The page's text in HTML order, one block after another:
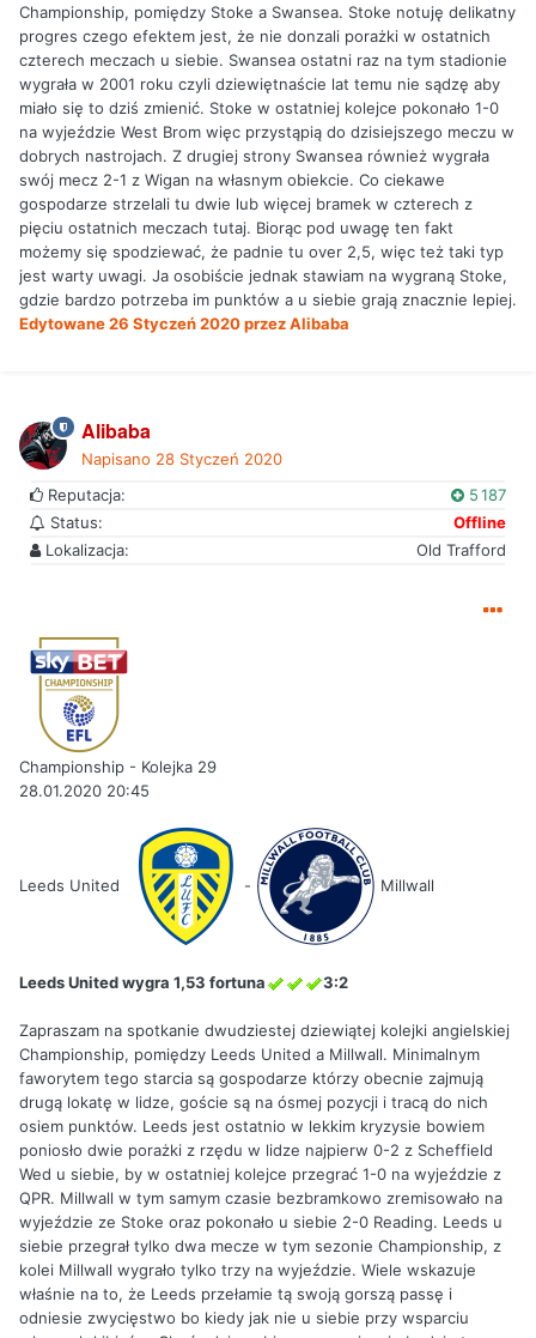
Championship, pomiędzy Stoke a Swansea. Stoke notuję delikatny
progres czego efektem jest, że nie donzali porażki w ostatnich
czterech meczach u siebie. Swansea ostatni raz na tym stadionie
wygrała w 2001 roku czyli dziewiętnaście lat temu nie sądzę aby
miało się to dziś zmienić. Stoke w ostatniej kolejce pokonało 1-0
na wyjeździe West Brom więc przystąpią do dzisiejszego meczu w
dobrych nastrojach. Z drugiej strony Swansea również wygrała
swój mecz 2-1 z Wigan na własnym obiekcie. Co ciekawe
gospodarze strzelali tu dwie lub więcej bramek w czterech z
pięciu ostatnich meczach tutaj. Biorąc pod uwagę ten fakt
możemy się spodziewać, że padnie tu over 2,5, więc też taki typ
jest warty uwagi. Ja osobiście jednak stawiam na wygraną Stoke,
gdzie bardzo potrzeba im punktów a u siebie grają znacznie lepiej.
Edytowane26 Styczeń 2020przez Alibaba
Alibaba
Napisano 28 Styczeń 2020
Reputacja:
5 187
Status:
Offline
Lokalizacja:
Old Trafford
Championship - Kolejka 29
28.01.2020 20:45
Leeds United - Millwall
Leeds United wygra 1,53 fortuna 3:2
Zapraszam na spotkanie dwudziestej dziewiątej kolejki angielskiej
Championship, pomiędzy Leeds United a Millwall. Minimalnym
faworytem tego starcia są gospodarze którzy obecnie zajmują
drugą lokatę w lidze, goście są na ósmej pozycji i tracą do nich
osiem punktów. Leeds jest ostatnio w lekkim kryzysie bowiem
poniosło dwie porażki z rzędu w lidze najpierw 0-2 z Scheffield
Wed u siebie, by w ostatniej kolejce przegrać 1-0 na wyjeździe z
QPR. Millwall w tym samym czasie bezbramkowo zremisowało na
wyjeździe ze Stoke oraz pokonało u siebie 2-0 Reading. Leeds u
siebie przegrał tylko dwa mecze w tym sezonie Championship, z
kolei Millwall wygrało tylko trzy na wyjeździe. Wiele wskazuje
właśnie na to, że Leeds przełamie tą swoją gorszą passę i
odniesie zwycięstwo bo kiedy jak nie u siebie przy wsparciu